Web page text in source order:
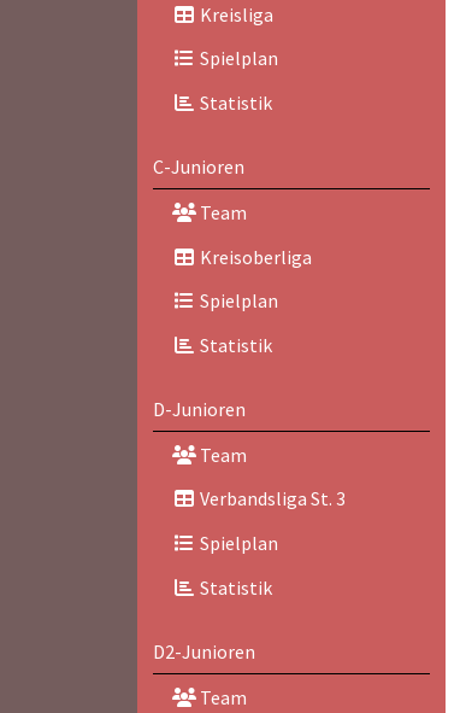
Kreisliga
Spielplan
Statistik
C-Junioren
Team
Kreisoberliga
Spielplan
Statistik
D-Junioren
Team
Verbandsliga St. 3
Spielplan
Statistik
D2-Junioren
Team